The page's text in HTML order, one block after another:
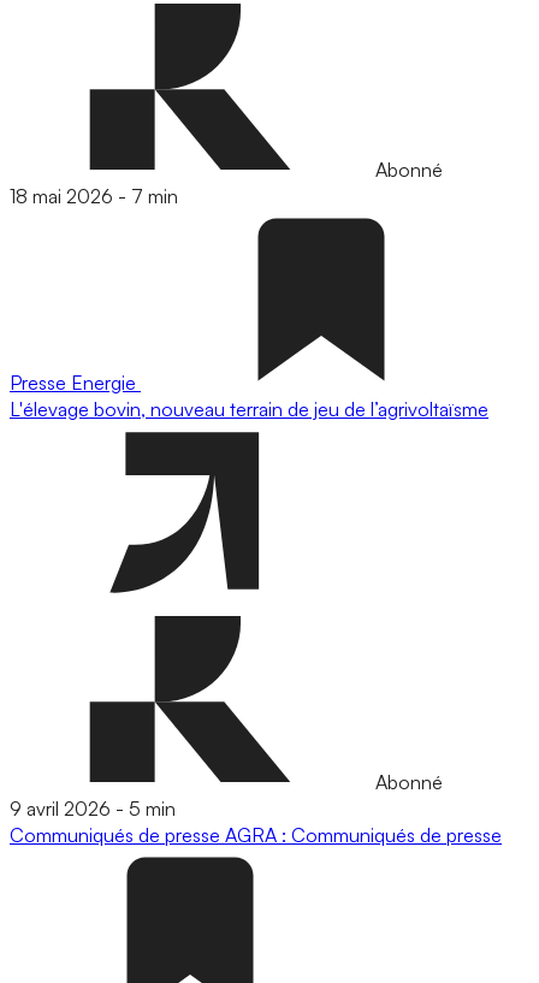
Abonné
18 mai 2026 - 7 min
Presse Energie
L'élevage bovin, nouveau terrain de jeu de l’agrivoltaïsme
Abonné
9 avril 2026 - 5 min
Communiqués de presse AGRA : Communiqués de presse